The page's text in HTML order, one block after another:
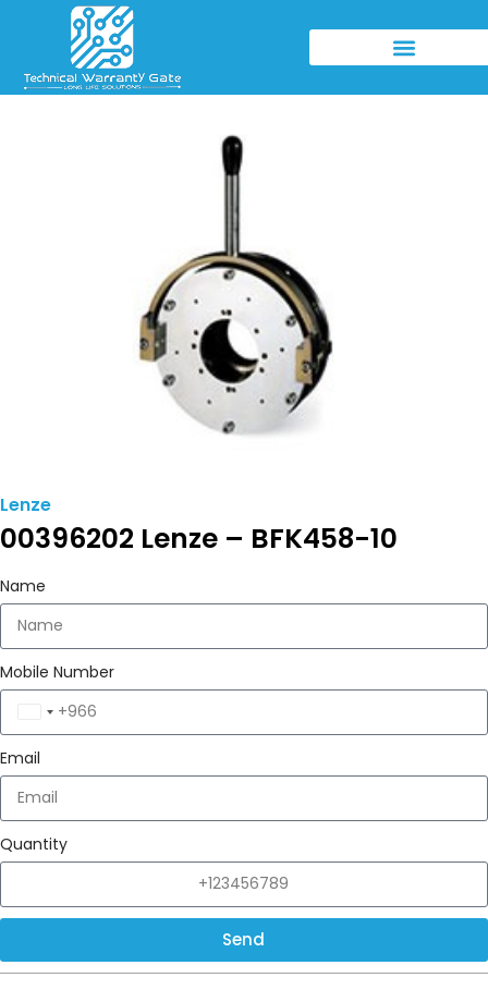
Lenze
00396202 Lenze – BFK458-10
Name
Mobile Number
Saudi
Arabia
+966
Email
Quantity
Send